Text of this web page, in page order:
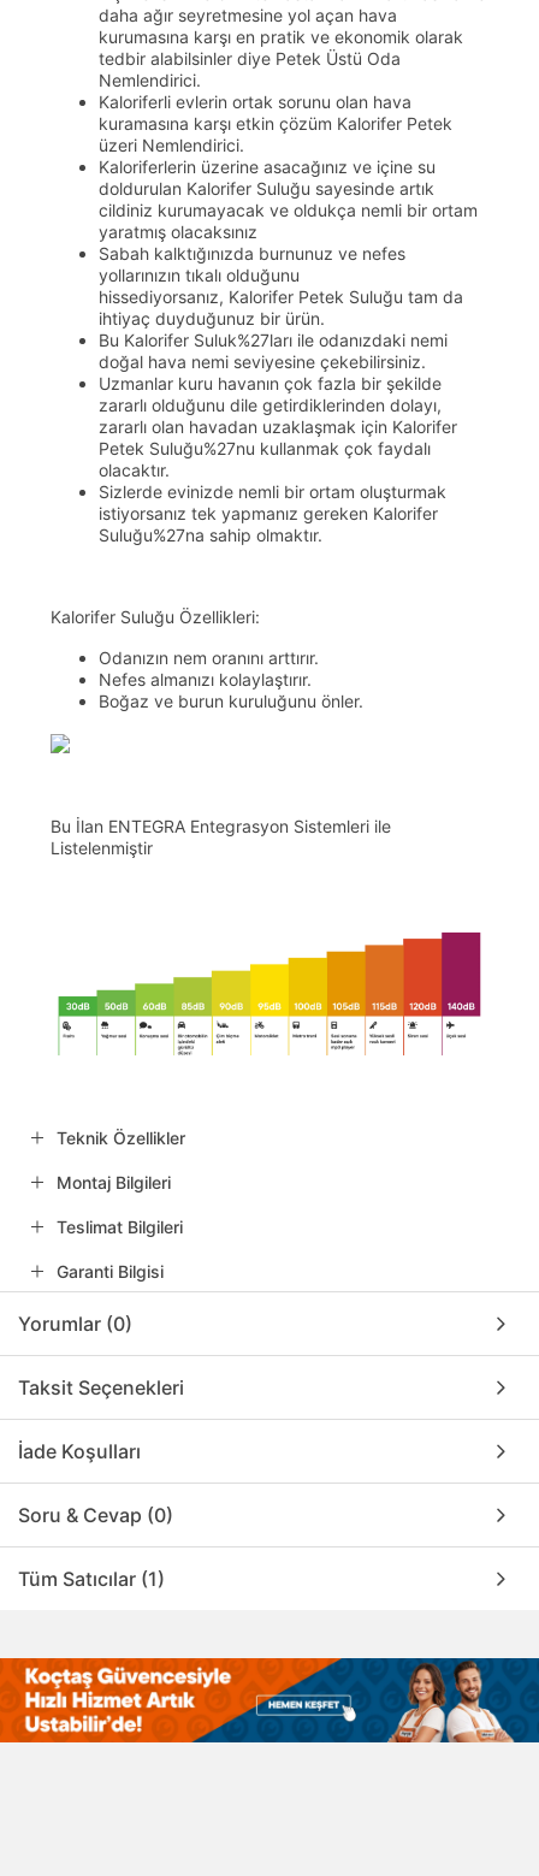
daha ağır seyretmesine yol açan hava
kurumasına karşı en pratik ve ekonomik olarak
tedbir alabilsinler diye Petek Üstü Oda
Nemlendirici.
Kaloriferli evlerin ortak sorunu olan hava
kuramasına karşı etkin çözüm Kalorifer Petek
üzeri Nemlendirici.
Kaloriferlerin üzerine asacağınız ve içine su
doldurulan Kalorifer Suluğu sayesinde artık
cildiniz kurumayacak ve oldukça nemli bir ortam
yaratmış olacaksınız
Sabah kalktığınızda burnunuz ve nefes
yollarınızın tıkalı olduğunu
hissediyorsanız, Kalorifer Petek Suluğu tam da
ihtiyaç duyduğunuz bir ürün.
Bu Kalorifer Suluk%27ları ile odanızdaki nemi
doğal hava nemi seviyesine çekebilirsiniz.
Uzmanlar kuru havanın çok fazla bir şekilde
zararlı olduğunu dile getirdiklerinden dolayı,
zararlı olan havadan uzaklaşmak için Kalorifer
Petek Suluğu%27nu kullanmak çok faydalı
olacaktır.
Sizlerde evinizde nemli bir ortam oluşturmak
istiyorsanız tek yapmanız gereken Kalorifer
Suluğu%27na sahip olmaktır.
Kalorifer Suluğu Özellikleri:
Odanızın nem oranını arttırır.
Nefes almanızı kolaylaştırır.
Boğaz ve burun kuruluğunu önler.
Bu İlan ENTEGRA Entegrasyon Sistemleri ile
Listelenmiştir
Teknik Özellikler
Montaj Bilgileri
Teslimat Bilgileri
Garanti Bilgisi
Yorumlar (0)
Taksit Seçenekleri
İade Koşulları
Soru & Cevap (0)
Tüm Satıcılar (1)